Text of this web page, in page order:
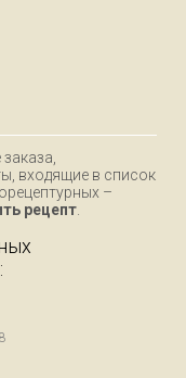
входящие в список
–
рецепт